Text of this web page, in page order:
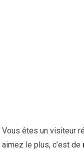
Vous êtes un visiteur
aimez le plus, c’est de